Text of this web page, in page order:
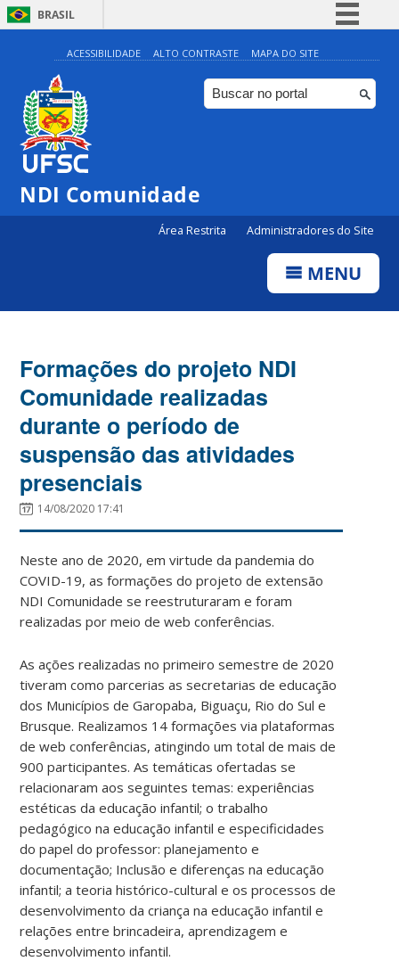
BRASIL
Simplifique!
Comunica BR
Participe
ACESSIBILIDADE ALTO CONTRASTE MAPA DO SITE
NDI Comunidade
Área Restrita Administradores do Site
MENU
Formações do projeto NDI
Comunidade realizadas
durante o período de
suspensão das atividades
presenciais
14/08/2020 17:41
Neste ano de 2020, em virtude da pandemia do
COVID-19, as formações do projeto de extensão
NDI Comunidade se reestruturaram e foram
realizadas por meio de web conferências.
As ações realizadas no primeiro semestre de 2020
tiveram como parcerias as secretarias de educação
dos Municípios de Garopaba, Biguaçu, Rio do Sul e
Brusque. Realizamos 14 formações via plataformas
de web conferências, atingindo um total de mais de
900 participantes. As temáticas ofertadas se
relacionaram aos seguintes temas: experiências
estéticas da educação infantil; o trabalho
pedagógico na educação infantil e especificidades
do papel do professor: planejamento e
documentação; Inclusão e diferenças na educação
infantil; a teoria histórico-cultural e os processos de
desenvolvimento da criança na educação infantil e
relações entre brincadeira, aprendizagem e
desenvolvimento infantil.